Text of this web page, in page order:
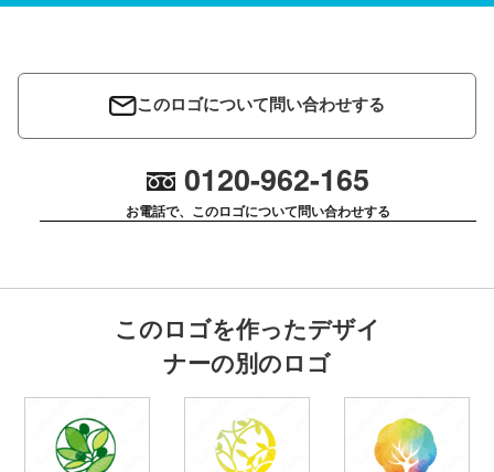
このロゴについて問い合わせする
0120-962-165
お電話で、このロゴについて問い合わせする
このロゴを作ったデザイ
ナーの別のロゴ